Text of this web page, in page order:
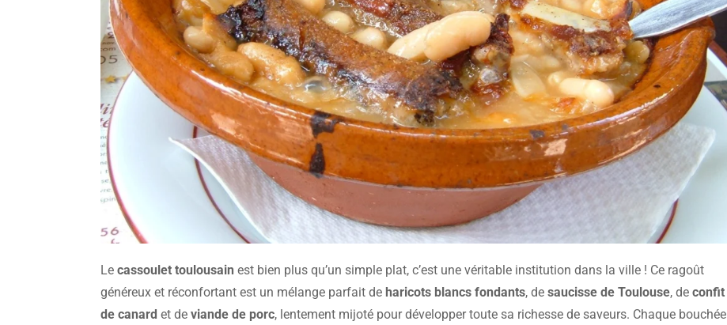
Le cassoulet toulousain est bien plus qu’un simple plat, c’est une véritable institution dans la ville ! Ce ragoût
généreux et réconfortant est un mélange parfait de haricots blancs fondants, de saucisse de Toulouse, de confit
de canard et de viande de porc, lentement mijoté pour développer toute sa richesse de saveurs. Chaque bouchée